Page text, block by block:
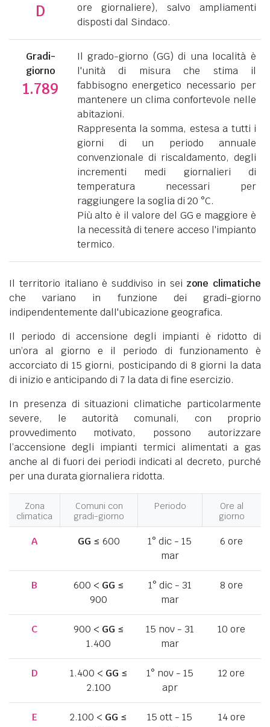
D
ore giornaliere), salvo ampliamenti
disposti dal Sindaco.
Gradi-
giorno
1.789
Il grado-giorno (GG) di una località è
l'unità di misura che stima il
fabbisogno energetico necessario per
mantenere un clima confortevole nelle
abitazioni.
Rappresenta la somma, estesa a tutti i
giorni di un periodo annuale
convenzionale di riscaldamento, degli
incrementi medi giornalieri di
temperatura necessari per
raggiungere la soglia di 20 °C.
Più alto è il valore del GG e maggiore è
la necessità di tenere acceso l'impianto
termico.
Il territorio italiano è suddiviso in sei zone climatiche
che variano in funzione dei gradi-giorno
indipendentemente dall'ubicazione geografica.
Il periodo di accensione degli impianti è ridotto di
un’ora al giorno e il periodo di funzionamento è
accorciato di 15 giorni, posticipando di 8 giorni la data
di inizio e anticipando di 7 la data di fine esercizio.
In presenza di situazioni climatiche particolarmente
severe, le autorità comunali, con proprio
provvedimento motivato, possono autorizzare
l’accensione degli impianti termici alimentati a gas
anche al di fuori dei periodi indicati al decreto, purché
per una durata giornaliera ridotta.
Zona
climatica
Comuni con
gradi-giorno
Periodo
Ore al
giorno
A GG ≤ 600
1° dic - 15
mar
6 ore
B 600 < GG ≤
900
1° dic - 31
mar
8 ore
C 900 < GG ≤
1.400
15 nov - 31
mar
10 ore
D 1.400 < GG ≤
2.100
1° nov - 15
apr
12 ore
E 2.100 < GG ≤
15 ott - 15
14 ore